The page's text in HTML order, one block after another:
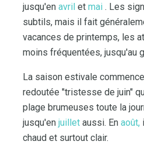
jusqu'en avril et mai . Les
subtils, mais il fait
vacances de printemps, les
moins fréquentées, jusqu'au
La saison estivale
redoutée "tristesse de juin"
plage brumeuses toute la
jusqu'en juillet aussi. En août,
chaud et surtout clair.